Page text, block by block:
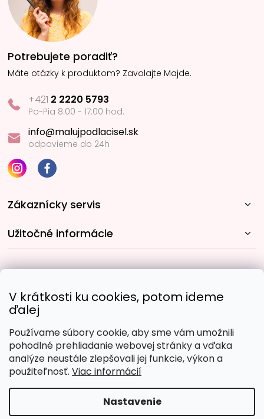
V krátkosti ku cookies, potom ideme
ďalej
Používame súbory cookie, aby sme vám umožnili
pohodlné prehliadanie webovej stránky a vďaka
analýze neustále zlepšovali jej funkcie, výkon a
použiteľnosť. Viac informácií
Nastavenie
Potrebujete poradiť?
Máte otázky k produktom? Zavolajte Majde.
+421 2 2220 5793
Po-Pia 8:00 - 17:00 hod.
info@malujpodlacisel.sk
odpovieme do 24h
Zákaznícky servis
Užitočné informácie
Obľúbené spôsoby platby:
Copyright 2026Malujpodlacisel.sk. Všetky práva